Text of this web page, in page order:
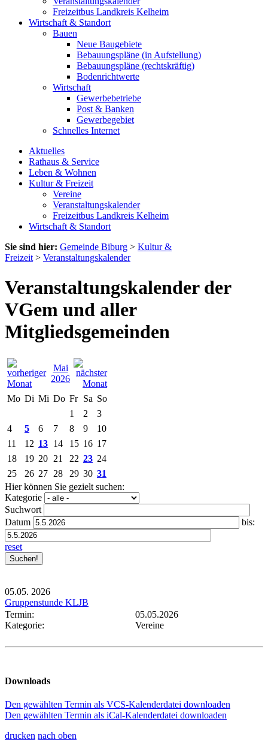
Freizeitbus Landkreis Kelheim
Wirtschaft & Standort
Bauen
Neue Baugebiete
Bebauungspläne (in Aufstellung)
Bebauungspläne (rechtskräftig)
Bodenrichtwerte
Wirtschaft
Gewerbebetriebe
Post & Banken
Gewerbegebiet
Schnelles Internet
Aktuelles
Rathaus & Service
Leben & Wohnen
Kultur & Freizeit
Vereine
Veranstaltungskalender
Freizeitbus Landkreis Kelheim
Wirtschaft & Standort
Sie sind hier: Gemeinde Biburg > Kultur &
Freizeit > Veranstaltungskalender
Veranstaltungskalender der
VGem und aller
Mitgliedsgemeinden
Mai
2026
Mo Di Mi Do Fr Sa So
1
2
3
4
5 6 7 8 9
10
11
12 13 14 15 16 17
18
19 20 21 22 23 24
25
26 27 28 29 30 31
Hier können Sie gezielt suchen:
Kategorie
Suchwort
Datum
bis:
reset
05.05. 2026
Gruppenstunde KLJB
Termin:
05.05.2026
Kategorie:
Vereine
Downloads
Den gewählten Termin als VCS-Kalenderdatei downloaden
Den gewählten Termin als iCal-Kalenderdatei downloaden
drucken nach oben